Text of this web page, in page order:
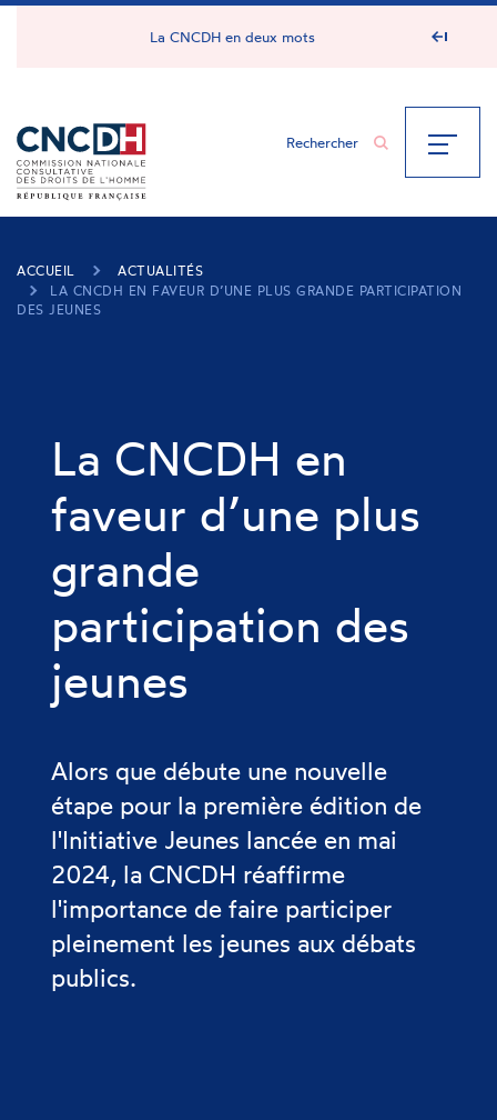
Panneau de gestion des cookies
La CNCDH en deux mots
ACCUEIL
ACTUALITÉS
LA CNCDH EN FAVEUR D’UNE PLUS GRANDE PARTICIPATION
DES JEUNES
La CNCDH en
faveur d’une plus
grande
participation des
jeunes
Alors que débute une nouvelle
étape pour la première édition de
l'Initiative Jeunes lancée en mai
2024, la CNCDH réaffirme
l'importance de faire participer
pleinement les jeunes aux débats
publics.